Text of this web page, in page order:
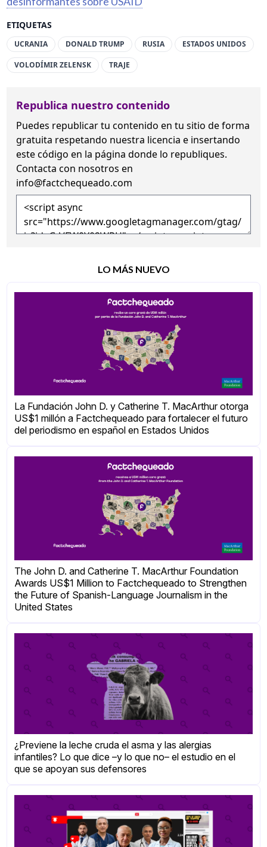
ETIQUETAS
UCRANIA DONALD TRUMP RUSIA ESTADOS UNIDOS
VOLODÍMIR ZELENSK TRAJE
Republica nuestro contenido
Puedes republicar tu contenido en tu sitio de forma
gratuita respetando nuestra licencia e insertando
este código en la página donde lo republiques.
Contacta con nosotros en
info@factchequeado.com
LO MÁS NUEVO
La Fundación John D. y Catherine T. MacArthur otorga
US$1 millón a Factchequeado para fortalecer el futuro
del periodismo en español en Estados Unidos
The John D. and Catherine T. MacArthur Foundation
Awards US$1 Million to Factchequeado to Strengthen
the Future of Spanish-Language Journalism in the
United States
¿Previene la leche cruda el asma y las alergias
infantiles? Lo que dice –y lo que no– el estudio en el
que se apoyan sus defensores